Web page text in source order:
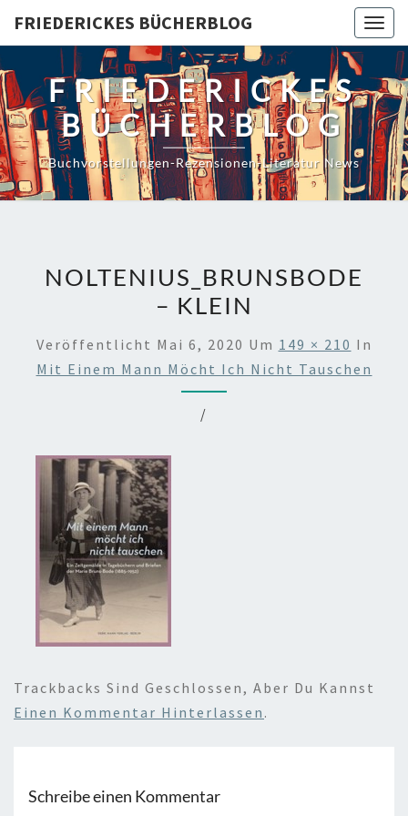
content
FRIEDERICKES BÜCHERBLOG
FRIEDERICKES
BÜCHERBLOG
Buchvorstellungen-Rezensionen-Literatur News
NOLTENIUS_BRUNSBODE
– KLEIN
Veröffentlicht Mai 6, 2020 Um 149 × 210 In
Mit Einem Mann Möcht Ich Nicht Tauschen
/
Trackbacks Sind Geschlossen, Aber Du Kannst
Einen Kommentar Hinterlassen .
Schreibe einen Kommentar